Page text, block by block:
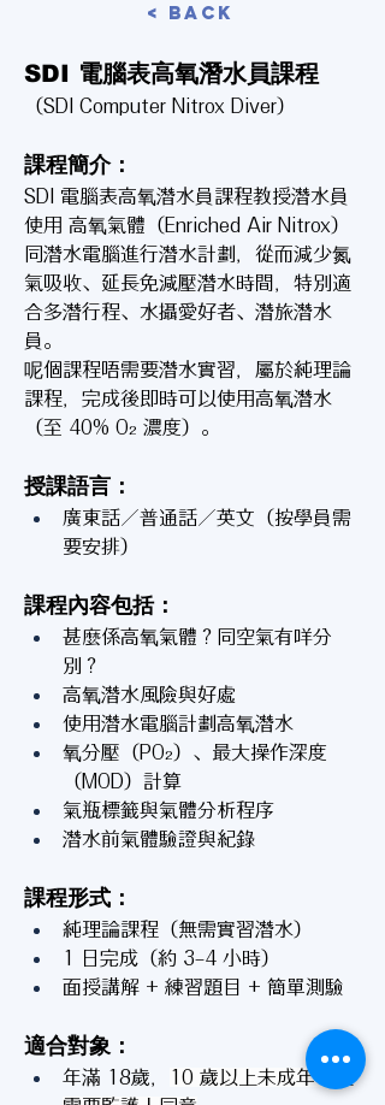
< BACK
SDI 電腦表高氧潛水員課程
（SDI Computer Nitrox Diver）
課程簡介：
SDI 電腦表高氧潛水員課程教授潛水員
使用 高氧氣體（Enriched Air Nitrox）
同潛水電腦進行潛水計劃，從而減少氮
氣吸收、延長免減壓潛水時間，特別適
合多潛行程、水攝愛好者、潛旅潛水
員。
呢個課程唔需要潛水實習，屬於純理論
課程，完成後即時可以使用高氧潛水
（至 40% O₂ 濃度）。
授課語言：
廣東話／普通話／英文（按學員需
要安排）
課程內容包括：
甚麼係高氧氣體？同空氣有咩分
別？
高氧潛水風險與好處
使用潛水電腦計劃高氧潛水
氧分壓（PO₂）、最大操作深度
（MOD）計算
氣瓶標籤與氣體分析程序
潛水前氣體驗證與紀錄
課程形式：
純理論課程（無需實習潛水）
1 日完成（約 3–4 小時）
面授講解 + 練習題目 + 簡單測驗
適合對象：
年滿 18歲，
10 歲以上未成年學生